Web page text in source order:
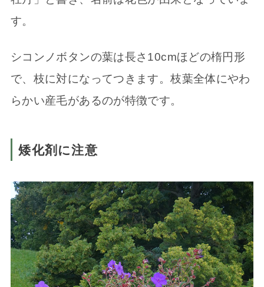
す。
シコンノボタンの葉は長さ10cmほどの楕円形
で、枝に対になってつきます。枝葉全体にやわ
らかい産毛があるのが特徴です。
矮化剤に注意